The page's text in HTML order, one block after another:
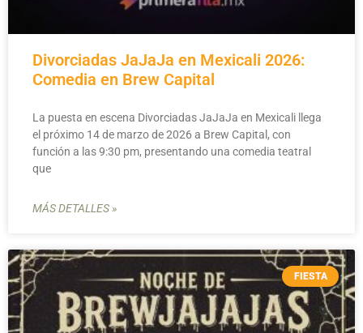
Divorciadas JaJaJa en Mexicali 2026:
Comedia en Brew Capital
La puesta en escena Divorciadas JaJaJa en Mexicali llega
el próximo 14 de marzo de 2026 a Brew Capital, con
función a las 9:30 pm, presentando una comedia teatral
que
MÁS DETALLES »
FIESTA